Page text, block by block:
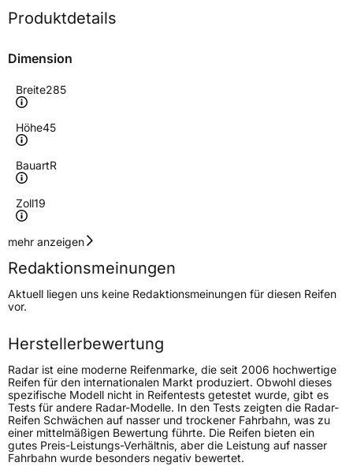
Produktdetails
Dimension
Breite285
Höhe45
BauartR
Zoll19
Geschwindigkeitsindex
Höchstgeschwindigkeit
300 km/h
Lastindex111
Höchstlast1090 kg
Gewicht (in kg)
16,5 kg
Generelle Merkmale
FahrzeugtypSUV
VerwendungSommerreifen
mehr anzeigen
Redaktionsmeinungen
Aktuell liegen uns keine Redaktionsmeinungen für diesen Reifen
vor.
Herstellerbewertung
Radar ist eine moderne Reifenmarke, die seit 2006 hochwertige
Reifen für den internationalen Markt produziert. Obwohl dieses
spezifische Modell nicht in Reifentests getestet wurde, gibt es
Tests für andere Radar-Modelle. In den Tests zeigten die Radar-
Reifen Schwächen auf nasser und trockener Fahrbahn, was zu
einer mittelmäßigen Bewertung führte. Die Reifen bieten ein
gutes Preis-Leistungs-Verhältnis, aber die Leistung auf nasser
Fahrbahn wurde besonders negativ bewertet.